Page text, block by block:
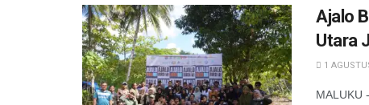
Ajalo
Utara
1
MALUKU